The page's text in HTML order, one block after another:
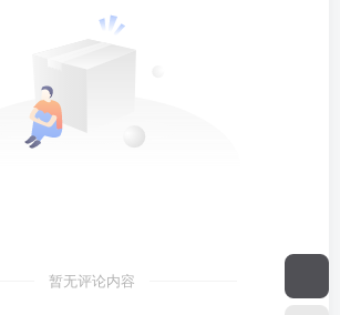
暂无评论内容